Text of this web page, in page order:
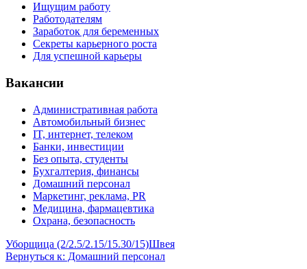
Ищущим работу
Работодателям
Заработок для беременных
Секреты карьерного роста
Для успешной карьеры
Вакансии
Административная работа
Автомобильный бизнес
IT, интернет, телеком
Банки, инвестиции
Без опыта, студенты
Бухгалтерия, финансы
Домашний персонал
Маркетинг, реклама, PR
Медицина, фармацевтика
Охрана, безопасность
Уборщица (2/2.5/2.15/15.30/15)Швея
Вернуться к: Домашний персонал